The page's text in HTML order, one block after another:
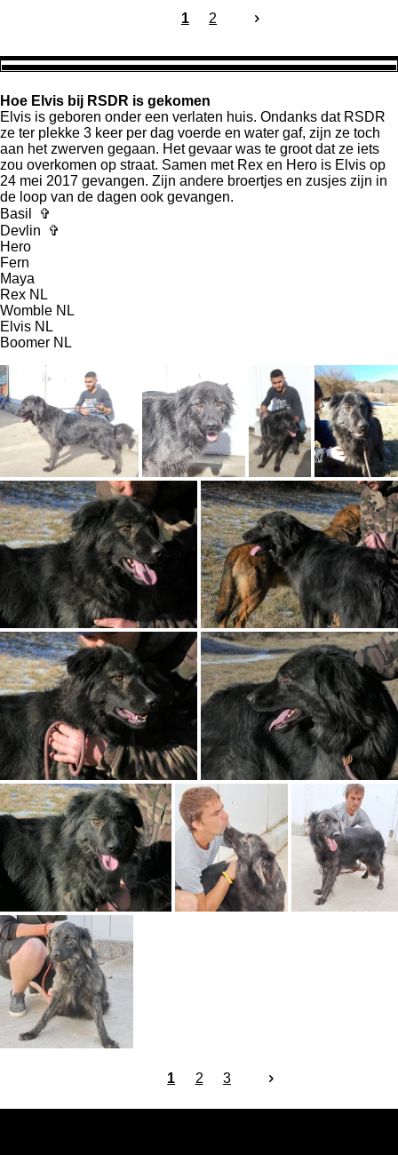
1 2
Hoe Elvis bij RSDR is gekomen
Elvis is geboren onder een verlaten huis. Ondanks dat RSDR
ze ter plekke 3 keer per dag voerde en water gaf, zijn ze toch
aan het zwerven gegaan. Het gevaar was te groot dat ze iets
zou overkomen op straat. Samen met Rex en Hero is Elvis op
24 mei 2017 gevangen. Zijn andere broertjes en zusjes zijn in
de loop van de dagen ook gevangen.
Basil
✞
Devlin
✞
Hero
Fern
Maya
Rex NL
Womble NL
Elvis NL
Boomer NL
1 2 3